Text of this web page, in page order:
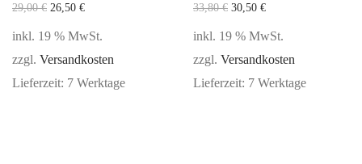
29,00€ 26,50 €
inkl. 19 % MwSt.
zzgl. Versandkosten
Lieferzeit: 7 Werktage
33,80€ 30,50 €
inkl. 19 % MwSt.
zzgl. Versandkosten
Lieferzeit: 7 Werktage